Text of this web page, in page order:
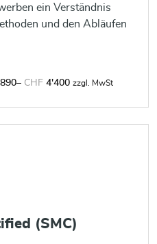
ein Verständnis
und den Abläufen
– CHF 4'400 zzgl. MwSt
(SMC)